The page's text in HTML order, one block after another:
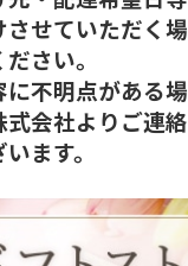
せていただく
さい。
不明点がある
会社よりご連
ます。